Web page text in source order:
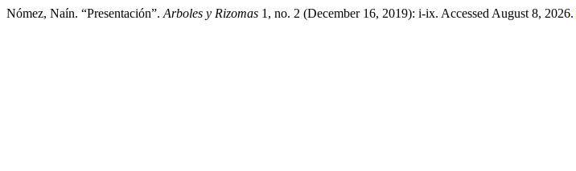
Nómez, Naín. “Presentación”. Arboles y Rizomas 1, no. 2 (December 16, 2019): i-ix. Accessed August 8, 2026.